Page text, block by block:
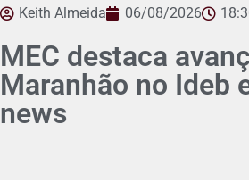
Keith Almeida 06/08/2026
MEC destaca
Maranhão no Ideb
news